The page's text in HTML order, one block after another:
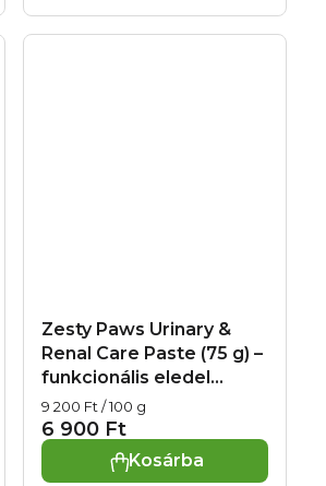
Zesty Paws Urinary &
Renal Care Paste (75 g) –
funkcionális eledel
macskáknak a húgyutak
és a vesék
támogatására
6 900 Ft
Egységár:
9 200 Ft / 100 g
Kosárba